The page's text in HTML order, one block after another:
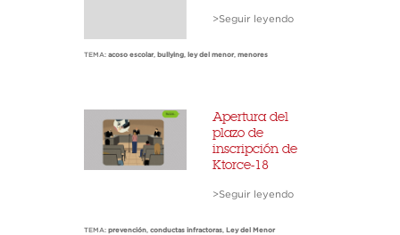
>Seguir leyendo
TEMA: acoso escolar, bullying, ley del menor, menores
Apertura del
plazo de
inscripción de
Ktorce-18
>Seguir leyendo
TEMA: prevención, conductas infractoras, Ley del Menor